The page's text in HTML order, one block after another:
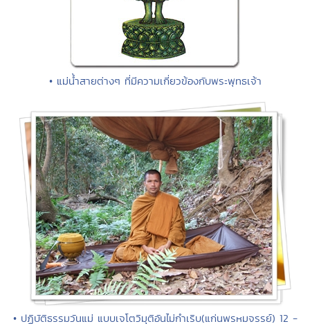
• แม่น้ำสายต่างๆ ที่มีความเกี่ยวข้องกับพระพุทธเจ้า
• ปฏิบัติธรรมวันแม่ แบบเจโตวิมุติอันไม่กำเริบ(แก่นพรหมจรรย์) 12 -